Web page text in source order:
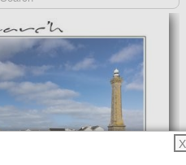
X